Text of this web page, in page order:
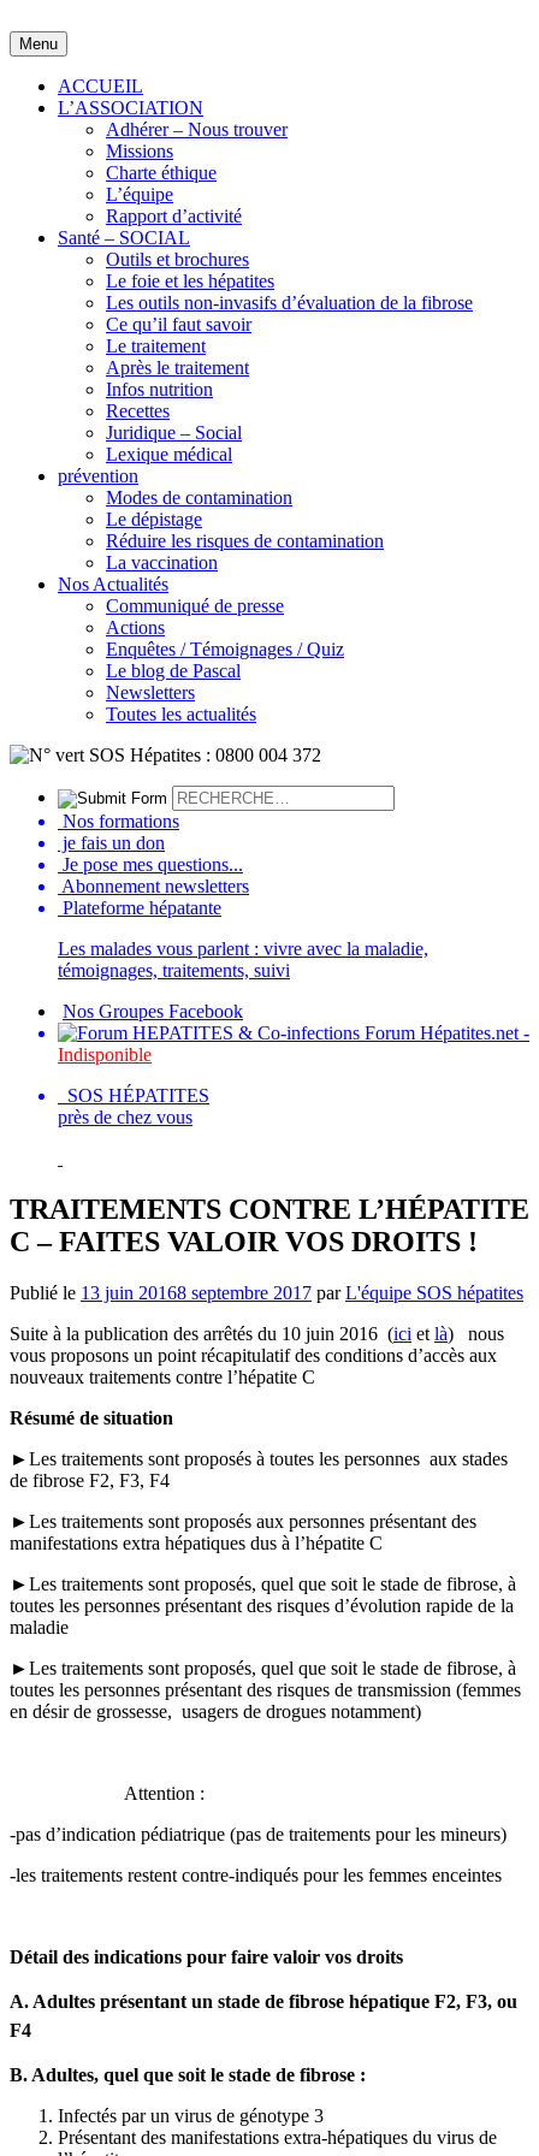
to
content
Menu
ACCUEIL
L’ASSOCIATION
Adhérer – Nous trouver
Missions
Charte éthique
L’équipe
Rapport d’activité
Santé – SOCIAL
Outils et brochures
Le foie et les hépatites
Les outils non-invasifs d’évaluation de la fibrose
Ce qu’il faut savoir
Le traitement
Après le traitement
Infos nutrition
Recettes
Juridique – Social
Lexique médical
prévention
Modes de contamination
Le dépistage
Réduire les risques de contamination
La vaccination
Nos Actualités
Communiqué de presse
Actions
Enquêtes / Témoignages / Quiz
Le blog de Pascal
Newsletters
Toutes les actualités
Nos formations
je fais un don
Je pose mes questions...
Abonnement newsletters
Plateforme hépatante
Les malades vous parlent : vivre avec la maladie,
témoignages, traitements, suivi
Nos Groupes Facebook
Forum Hépatites.net -
Indisponible
SOS HÉPATITES
près de chez vous
TRAITEMENTS CONTRE L’HÉPATITE
C – FAITES VALOIR VOS DROITS !
Publié le 13 juin 20168 septembre 2017 parL'équipe SOS hépatites
Suite à la publication des arrêtés du 10 juin 2016 (ici et là) nous
vous proposons un point récapitulatif des conditions d’accès aux
nouveaux traitements contre l’hépatite C
Résumé de situation
►Les traitements sont proposés à toutes les personnes aux stades
de fibrose F2, F3, F4
►Les traitements sont proposés aux personnes présentant des
manifestations extra hépatiques dus à l’hépatite C
►Les traitements sont proposés, quel que soit le stade de fibrose, à
toutes les personnes présentant des risques d’évolution rapide de la
maladie
►Les traitements sont proposés, quel que soit le stade de fibrose, à
toutes les personnes présentant des risques de transmission (femmes
en désir de grossesse, usagers de drogues notamment)
Attention :
-pas d’indication pédiatrique (pas de traitements pour les mineurs)
-les traitements restent contre-indiqués pour les femmes enceintes
Détail des indications pour faire valoir vos droits
A. Adultes présentant un stade de fibrose hépatique F2, F3, ou
F4
B. Adultes, quel que soit le stade de fibrose :
Infectés par un virus de génotype 3
Présentant des manifestations extra-hépatiques du virus de